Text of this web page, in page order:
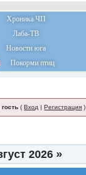
Хроника ЧП
Лаба-ТВ
Новости юга
птиц
(Вход |Регистрация )
2026 »